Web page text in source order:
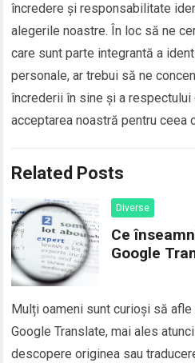
încredere și responsabilitate
alegerile noastre. În loc să ne
care sunt parte integrantă a
personale, ar trebui să ne
încrederii în sine și a
acceptarea noastră pentru ceea
Related Posts
Diverse
Ce
Google
Mulți oameni sunt curioși să
Google Translate, mai ales
descopere originea sau